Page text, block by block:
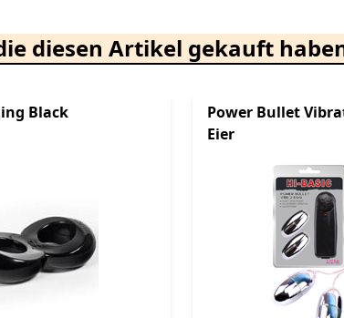
diesen Artikel gekauft
Black
Power Bullet
Eier